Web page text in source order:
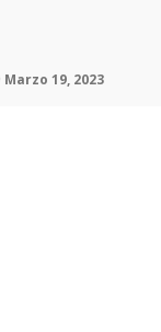
Marzo 19, 2023